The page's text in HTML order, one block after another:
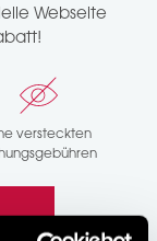
Webseite
versteckten